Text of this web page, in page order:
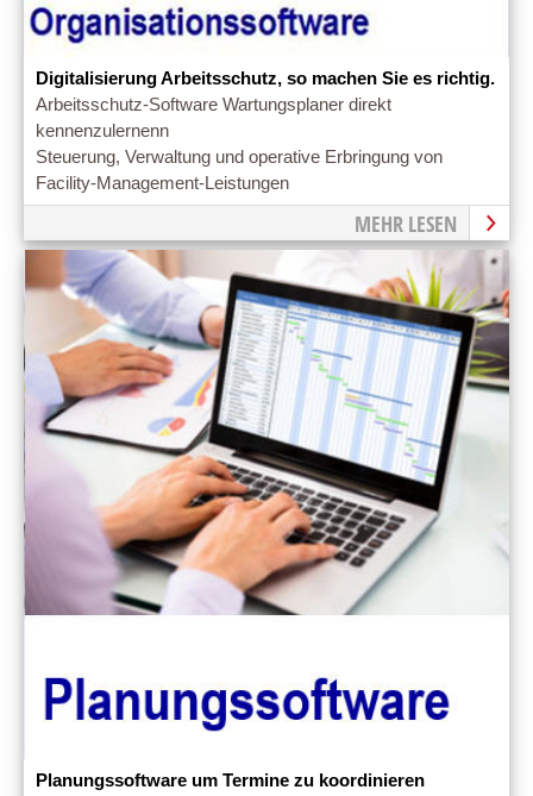
Digitalisierung Arbeitsschutz, so machen Sie es richtig.
Arbeitsschutz-Software Wartungsplaner direkt
kennenzulernenn
Steuerung, Verwaltung und operative Erbringung von
Facility-Management-Leistungen
MEHR LESEN
Planungssoftware um Termine zu koordinieren